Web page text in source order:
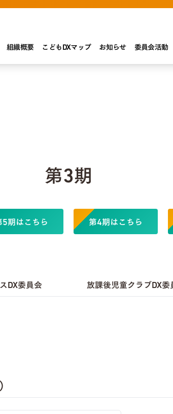
組織概要
こどもDXマップ お知らせ 委員会活動
第3期
5期はこちら 第4期はこちら
DX委員会 放課後児童クラブDX委